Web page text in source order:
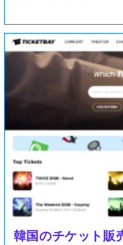
韓国のチケット販